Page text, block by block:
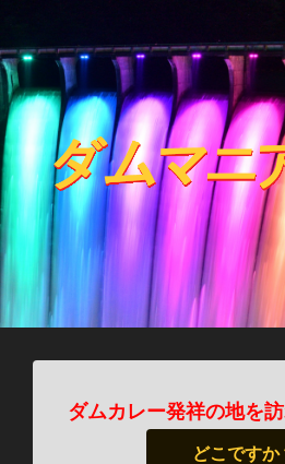
ダムカレー発祥の地を
どこですか